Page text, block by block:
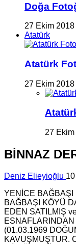
Doğa
27 Ekim 2018
Atatürk
Atatürk
27 Ekim 2018
27
BİNNAZ
Deniz Elieyioğlu
YENİCE BAĞBAŞI
BAĞBAŞI KÖYÜ
EDEN SATILMIŞ
(01.03.1969
KAVUŞMUŞTUR.